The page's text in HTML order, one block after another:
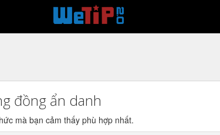
đồng ẩn danh
mà bạn cảm thấy phù hợp nhất.